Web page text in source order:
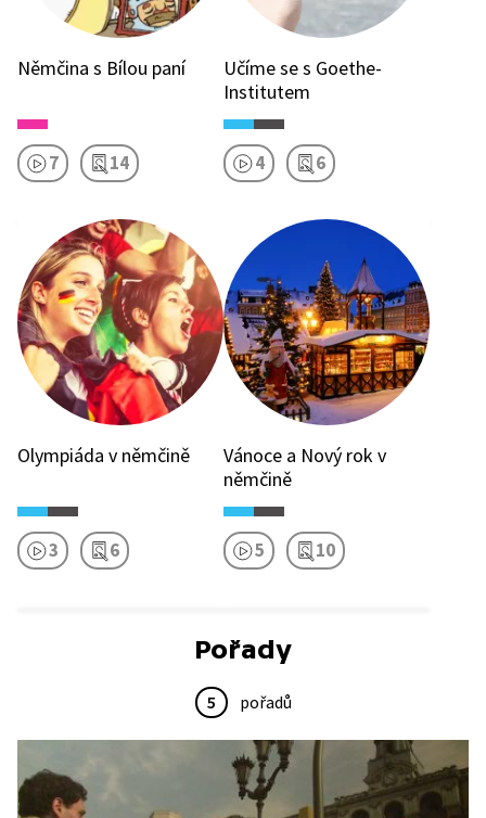
Němčina s Bílou paní
7 14
Učíme se s Goethe-
Institutem
4 6
Olympiáda v němčině
3 6
Vánoce a Nový rok v
němčině
5 10
Pořady
5 pořadů